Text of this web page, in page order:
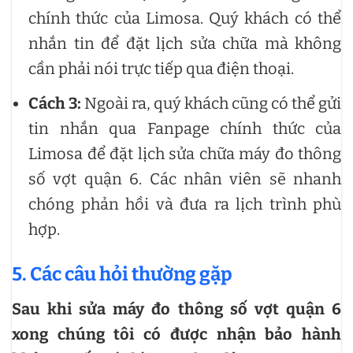
chính thức của Limosa. Quý khách có thể
nhắn tin để đặt lịch sửa chữa mà không
cần phải nói trực tiếp qua điện thoại.
Cách 3: Ngoài ra, quý khách cũng có thể gửi
tin nhắn qua Fanpage chính thức của
Limosa để đặt lịch sửa chữa máy đo thông
số vợt quận 6. Các nhân viên sẽ nhanh
chóng phản hồi và đưa ra lịch trình phù
hợp.
5. Các câu hỏi thường gặp
Sau khi sửa máy đo thông số vợt quận 6
xong chúng tôi có được nhận bảo hành